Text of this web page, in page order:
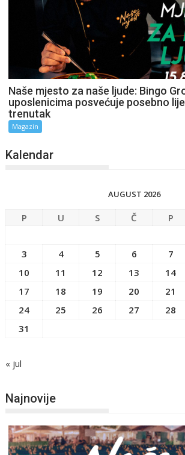
Naše mjesto za naše ljude: Bingo
uposlenicima posvećuje posebno
trenutak
Magazin
Kalendar
AUGUST 2026
P U S Č P
3
4 5 6 7
10
11 12 13 14
17
18 19 20 21
24
25 26 27 28
31
« jul
Najnovije